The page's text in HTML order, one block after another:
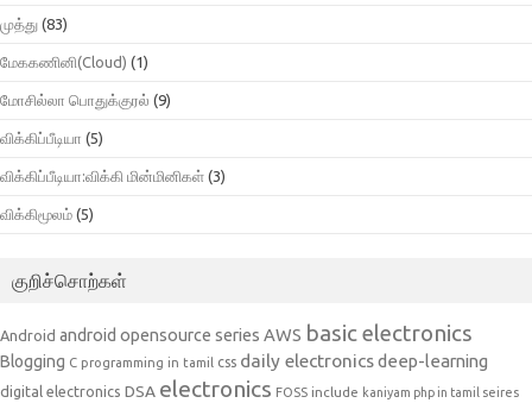
முத்து (83)
மேககணினி(Cloud) (1)
மோசில்லா பொதுக்குரல் (9)
விக்கிப்பீடியா (5)
விக்கிப்பீடியா:விக்கி மின்மினிகள் (3)
விக்கிமூலம் (5)
குறிச்சொற்கள்
Android android opensource series AWS basic electronics
Blogging C programming in tamil css daily electronicsdeep-learning
digital electronics DSA electronics FOSS include kaniyam php in tamil seires